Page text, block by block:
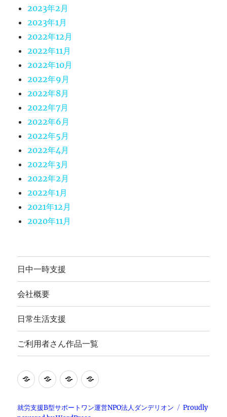
2023年2月
2023年1月
2022年12月
2022年11月
2022年10月
2022年9月
2022年8月
2022年7月
2022年6月
2022年5月
2022年4月
2022年3月
2022年2月
2022年1月
2021年12月
2020年11月
日中一時支援
会社概要
日常生活支援
ご利用者さん作品一覧
就
継
日
生
会
概
ご
用
就労支援B型サポートワン運営NPO法人ダンデリオン
Proudly